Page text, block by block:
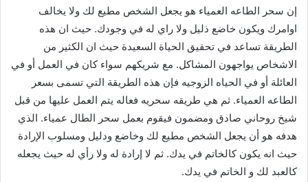
إن سحر الطاعه العمياء هو يجعل الشخص مطيع لك ولا يخالف
اوامرك ويكون خاضع ذليل ولا راي له في وجودك. حيث ان هذه
الطريقة تساعد في تحقيق الحياة السعيدة حيث ان الكثير من
الاشخاص يواجهون المشاكل. مع شريكهم سواء كان في العمل أو في
العائلة أو في الحياه الزوجيه فإن هذه الطريقة التي تسمى بسعر
الطاعه العمياء. ثم هي طريقه سحريه فعاله يتم العمل عليها من قبل
شيخ روحاني صادق ومضمون فيقوم بعمل سحر الطال عمياء. الذي
هدفه هو أن يجعل الشخص مطيع لك وخاضع ودليل ومسلوب الإرادة
حيث انه يكون كالخاتم في يدك. ثم لا إرادة له ولا رأي له حيث يجعله
كالعبد لك و الخاتم في يدك.